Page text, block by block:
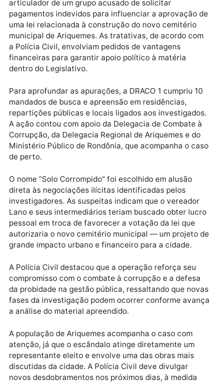
agentes públicos e empresários do município.
Publicidade
Segundo as investigações, o vereador seria o
articulador de um grupo acusado de solicitar
uma lei relacionada à construção do novo cemitério
municipal de Ariquemes. As tratativas, de acordo
a Polícia Civil, envolviam pedidos de vantagens
financeiras para garantir apoio político à matéria
dentro do Legislativo.
mandados de busca e apreensão em residências,
repartições públicas e locais ligados aos
A ação contou com apoio da Delegacia de Combate
Corrupção, da Delegacia Regional de Ariquemes e do
Ministério Público de Rondônia, que acompanha o
de perto.
O nome “Solo Corrompido” foi escolhido em alusão
direta às negociações ilícitas identificadas pelos
investigadores. As suspeitas indicam que o vereador
Lano e seus intermediários teriam buscado obter
pessoal em troca de favorecer a votação da lei que
grande impacto urbano e financeiro para a cidade.
A Polícia Civil destacou que a operação reforça seu
compromisso com o combate à corrupção e a defesa